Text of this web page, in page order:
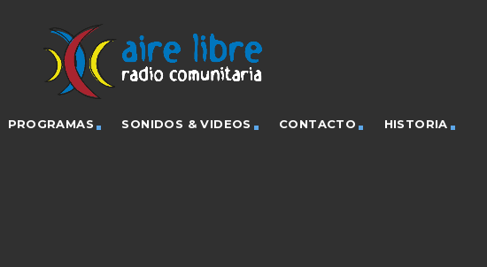
PROGRAMAS SONIDOS & VIDEOS CONTACTO HISTORIA